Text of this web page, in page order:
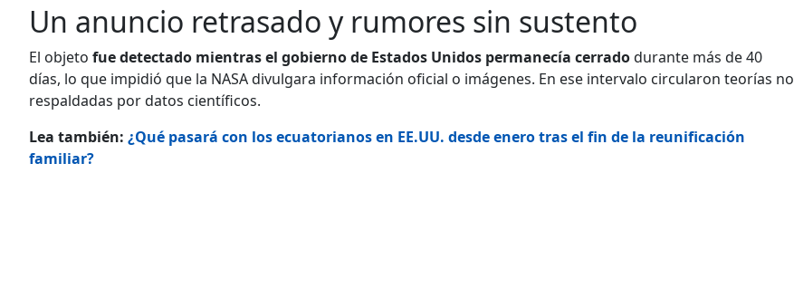
Un anuncio retrasado y rumores sin sustento
El objeto fue detectado mientras el gobierno de Estados Unidos permanecía cerradodurante más de 40
días, lo que impidió que la NASA divulgara información oficial o imágenes. En ese intervalo circularon teorías no
respaldadas por datos científicos.
Lea también: ¿Qué pasará con los ecuatorianos en EE.UU. desde enero tras el fin de la reunificación
familiar?